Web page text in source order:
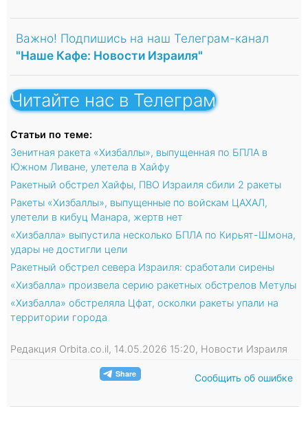
Важно! Подпишись на наш Телеграм-канал
"Наше Кафе: Новости Израиля"
Читайте нас в Телеграм
Статьи по теме:
Зенитная ракета «Хизбаллы», выпущенная по БПЛА в
Южном Ливане, улетела в Хайфу
Ракетный обстрел Хайфы, ПВО Израиля сбили 2 ракеты
Ракеты «Хизбаллы», выпущенные по войскам ЦАХАЛ,
улетели в кибуц Манара, жертв нет
«Хизбалла» выпустила несколько БПЛА по Кирьят-Шмона,
удары не достигли цели
Ракетный обстрел севера Израиля: сработали сирены
«Хизбалла» произвела серию ракетных обстрелов Метулы
«Хизбалла» обстреляла Цфат, осколки ракеты упали на
территории города
Редакция Orbita.co.il, 14.05.2026 15:20, Новости Израиля
Сообщить об ошибке